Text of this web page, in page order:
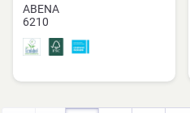
ABENA
6210